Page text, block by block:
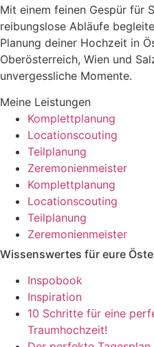
Mit einem feinen Gespür für
reibungslose Abläufe
Planung deiner Hochzeit in
Oberösterreich, Wien und
unvergessliche Momente.
Meine Leistungen
Komplettplanung
Locationscouting
Teilplanung
Zeremonienmeister
Komplettplanung
Locationscouting
Teilplanung
Zeremonienmeister
Wissenswertes für eure
Inspobook
Inspiration
10 Schritte für eine
Traumhochzeit!